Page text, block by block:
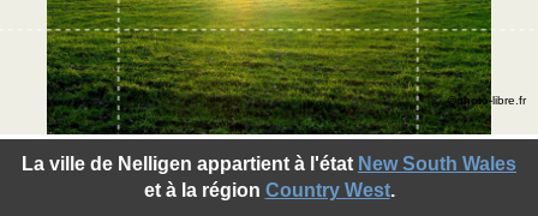
La ville de Nelligen appartient à l'état New South Wales
et à la région Country West.
©photo-libre.fr